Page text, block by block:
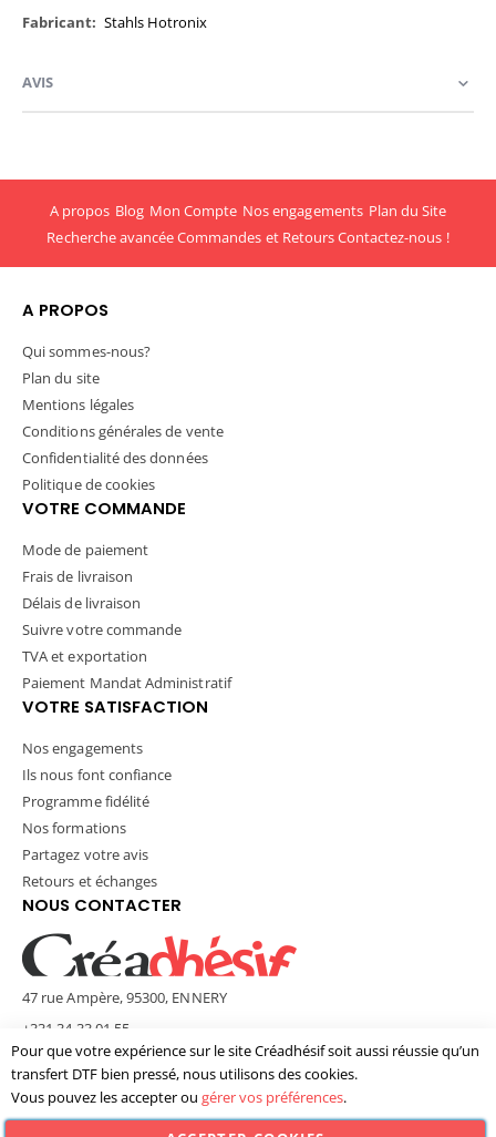
Plus
Stahls Hotronix
AVIS
A propos Blog Mon Compte Nos engagements Plan du Site
Recherche avancéeCommandes et RetoursContactez-nous !
A PROPOS
Qui sommes-nous?
Plan du site
Mentions légales
Conditions générales de vente
Confidentialité des données
Politique de cookies
VOTRE COMMANDE
Mode de paiement
Frais de livraison
Délais de livraison
Suivre votre commande
TVA et exportation
Paiement Mandat Administratif
VOTRE SATISFACTION
Nos engagements
Ils nous font confiance
Programme fidélité
Nos formations
Partagez votre avis
Retours et échanges
NOUS CONTACTER
47 rue Ampère, 95300, ENNERY
+331 34 33 01 55
contact@creadhesif.com
Lun - Ven / 9h30 - 12h00 & 14h00 - 17h00
Pour que votre expérience sur le site Créadhésif soit aussi réussie qu’un
transfert DTF bien pressé, nous utilisons des cookies.
Vous pouvez les accepter ou gérer vos préférences.